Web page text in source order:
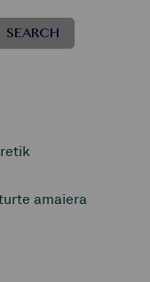
amaiera